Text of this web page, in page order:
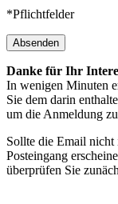
*Pflichtfelder
Absenden
Danke für Ihr
In wenigen Minuten
Sie dem darin
um die Anmeldung
Sollte die Email nicht
Posteingang
überprüfen Sie